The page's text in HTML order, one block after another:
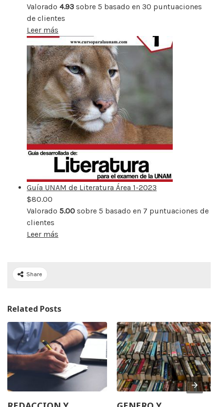
Valorado 4.93 sobre 5 basado en 30 puntuaciones
de clientes
Leer más
Guía UNAM de Literatura Área 1-2023
$80.00
Valorado 5.00 sobre 5 basado en 7 puntuaciones de
clientes
Leer más
Share
Related Posts